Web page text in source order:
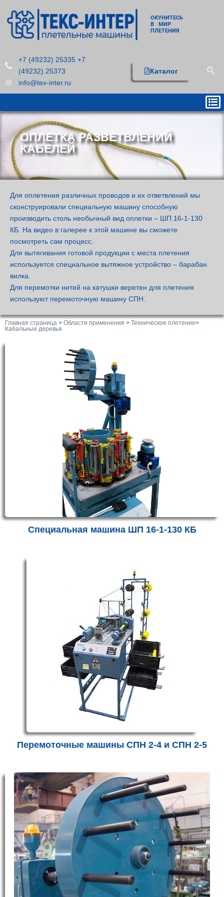
ОКУНИТЕСЬ
В МИР
ПЛЕТЕНИЯ
+7 (49232) 25335 +7
(49232) 25373
info@tex-inter.ru
Каталог
ОПЛЕТКА РАЗВЕТВЛЕНИЙ
КАБЕЛЕЙ
Для оплетения различных проводов и их ответвлений мы
сконструировали специальную машину способную
производить столь необычный вид оплетки – ШП 16-1-130
КБ. На видео в галерее к этой машине вы сможете
посмотреть сам процесс.
Для вытягивания готовой продукции с места плетения
используется специальное вытяжное устройство – барабан
вилка.
Для перемотки нитей на катушки веретен для плетения
используют перемоточную машину СПН.
Главная страница > Области применения > Техническое плетение>
Кабальные деревья
Специальная машина ШП 16-1-130 КБ
Перемоточные машины СПН 2-4 и СПН 2-5